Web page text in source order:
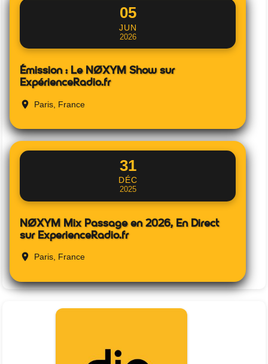
05
JUN
2026
Émission : Le NØXYM Show sur
ExpérienceRadio.fr
Paris, France
31
DÉC
2025
NØXYM Mix Passage en 2026, En Direct
sur ExperienceRadio.fr
Paris, France